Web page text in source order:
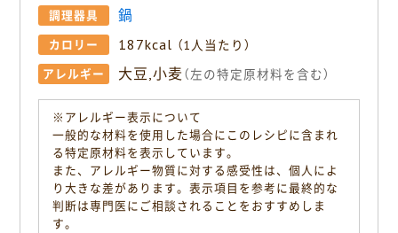
調理器具 鍋
カロリー 187kcal （1人当たり）
アレルギー 大豆,小麦 （左の特定原材料を含む）
※アレルギー表示について
一般的な材料を使用した場合にこのレシピに含まれ
る特定原材料を表示しています。
また、アレルギー物質に対する感受性は、個人によ
り大きな差があります。表示項目を参考に最終的な
判断は専門医にご相談されることをおすすめしま
す。